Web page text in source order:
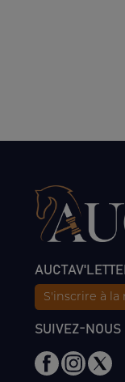
S'inscrire à
SUIVEZ-NOUS